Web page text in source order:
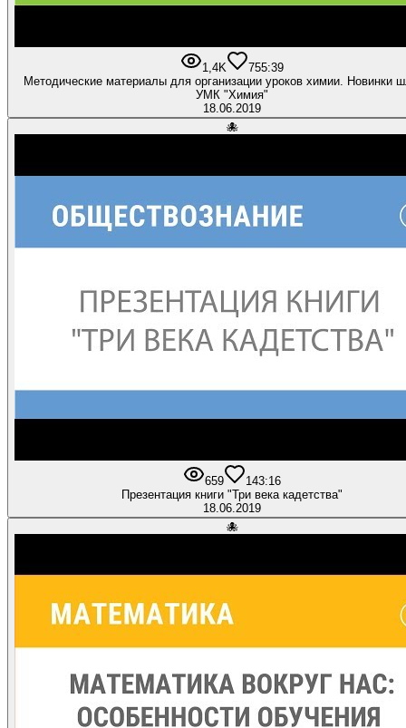
1,4K 755:39
Методические материалы для организации уроков химии. Новинки
УМК "Химия"
18.06.2019
🐙
659 143:16
Презентация книги "Три века кадетства"
18.06.2019
🐙